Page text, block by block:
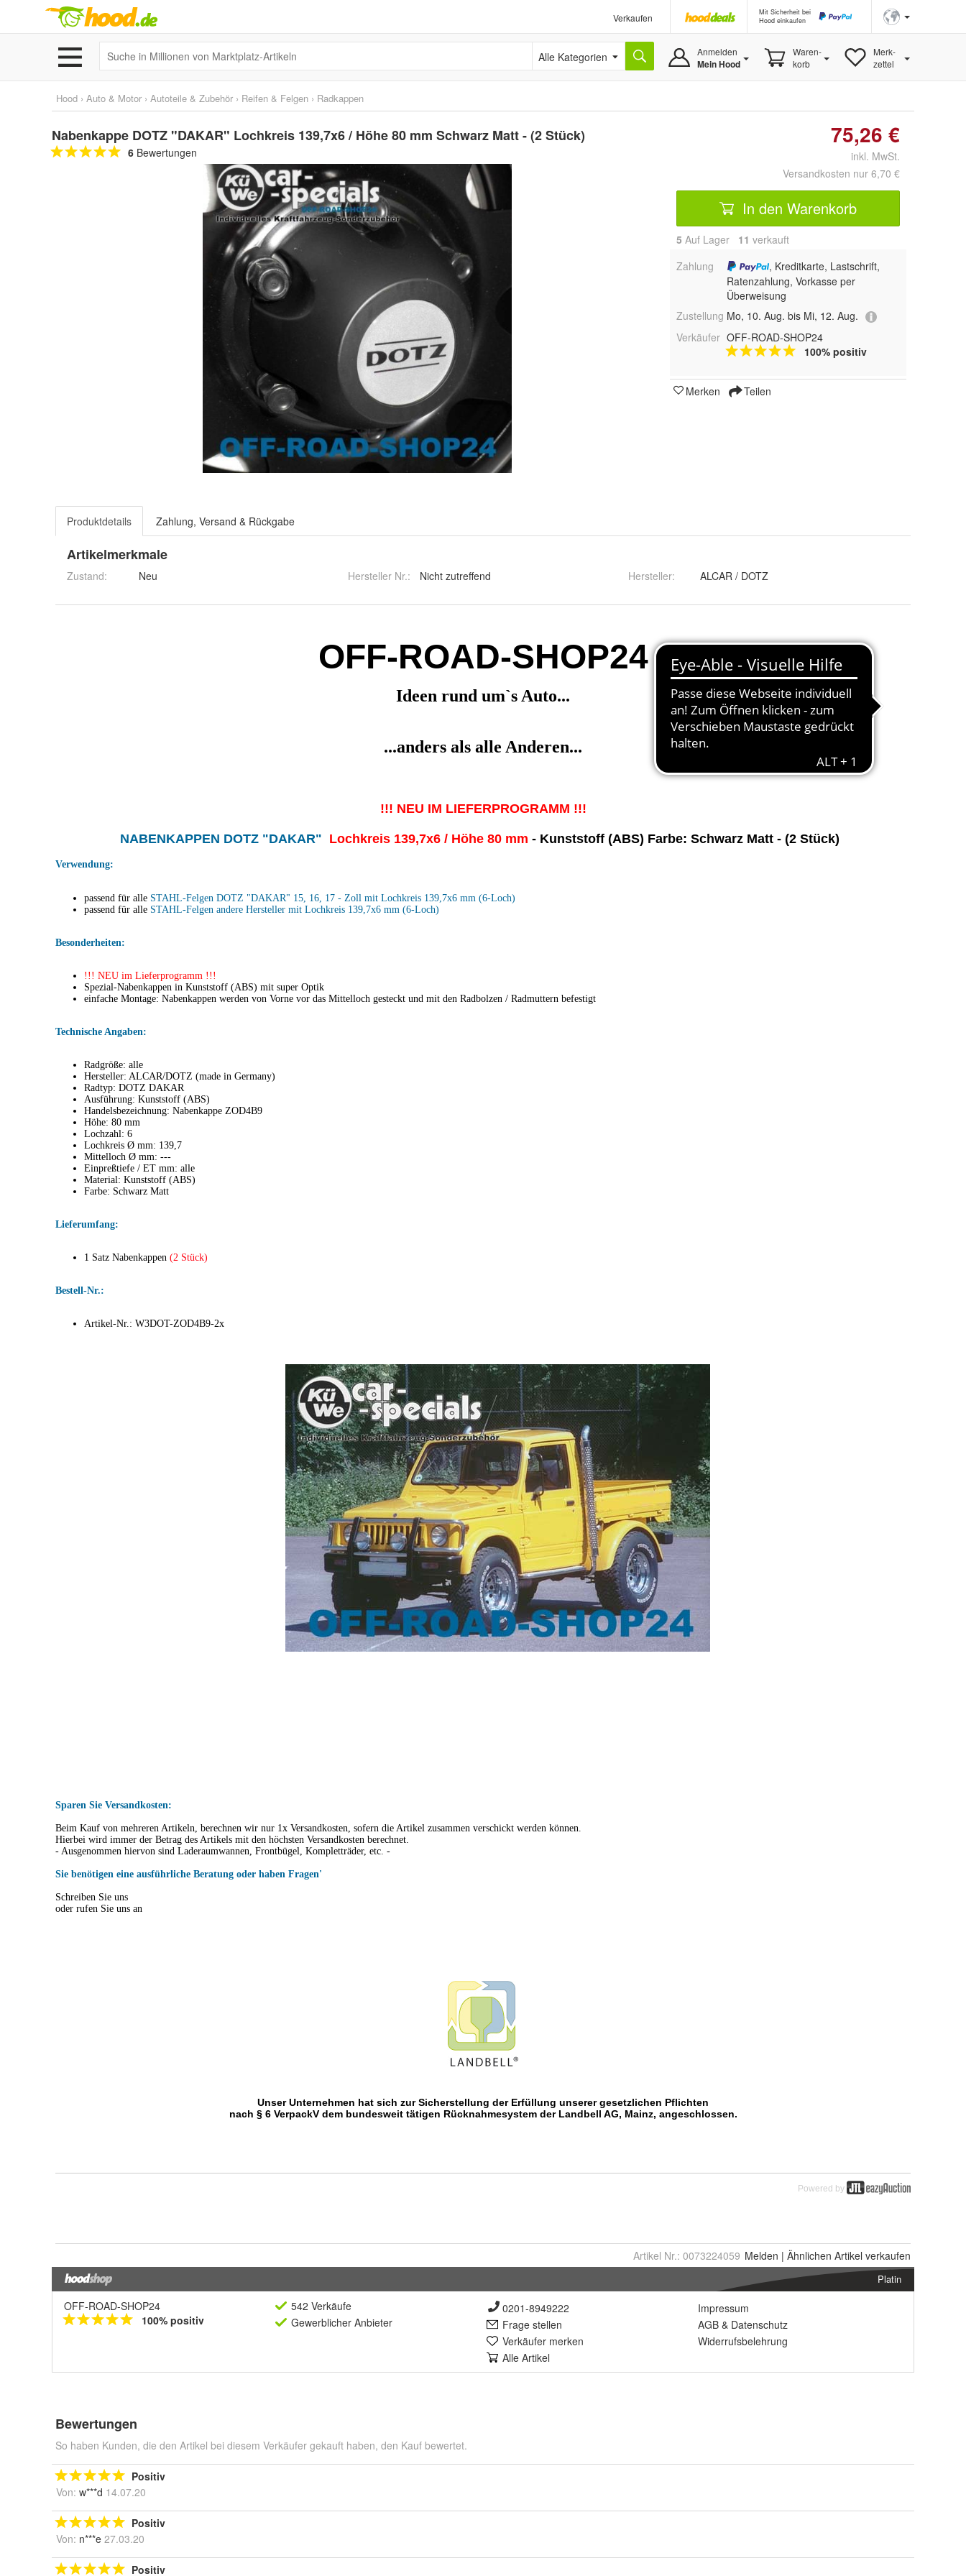
Verkaufen
Mit Sicherheit bei
Hood einkaufen
Alle Kategorien Anmelden
Mein Hood
Waren-
korb
Merk-
zettel
Hood › Auto & Motor › Autoteile & Zubehör › Reifen & Felgen › Radkappen
Nabenkappe DOTZ "DAKAR" Lochkreis 139,7x6 / Höhe 80 mm Schwarz Matt - (2 Stück)
6 Bewertungen
75,26 €
inkl. MwSt.
Versandkosten nur 6,70 €
In den Warenkorb
5 Auf Lager 11 verkauft
Zahlung
, Kreditkarte, Lastschrift,
Ratenzahlung, Vorkasse per
Überweisung
Zustellung Mo, 10. Aug. bis Mi, 12. Aug.
Verkäufer OFF-ROAD-SHOP24
100% positiv
Merken Teilen
Produktdetails Zahlung, Versand & Rückgabe
Artikelmerkmale
Zustand: Neu Hersteller Nr.: Nicht zutreffend Hersteller: ALCAR / DOTZ
Artikel Nr.: 0073224059 Melden | Ähnlichen Artikel verkaufen
Platin
OFF-ROAD-SHOP24
100% positiv
542 Verkäufe
Gewerblicher Anbieter
0201-8949222
Frage stellen
Verkäufer merken
Alle Artikel
Impressum
AGB & Datenschutz
Widerrufsbelehrung
Bewertungen
So haben Kunden, die den Artikel bei diesem Verkäufer gekauft haben, den Kauf bewertet.
Positiv
Von: w***d 14.07.20
Positiv
Von: n***e 27.03.20
Positiv